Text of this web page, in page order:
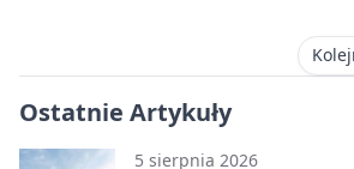
Ostatnie Artykuły
5 sierpnia 2026